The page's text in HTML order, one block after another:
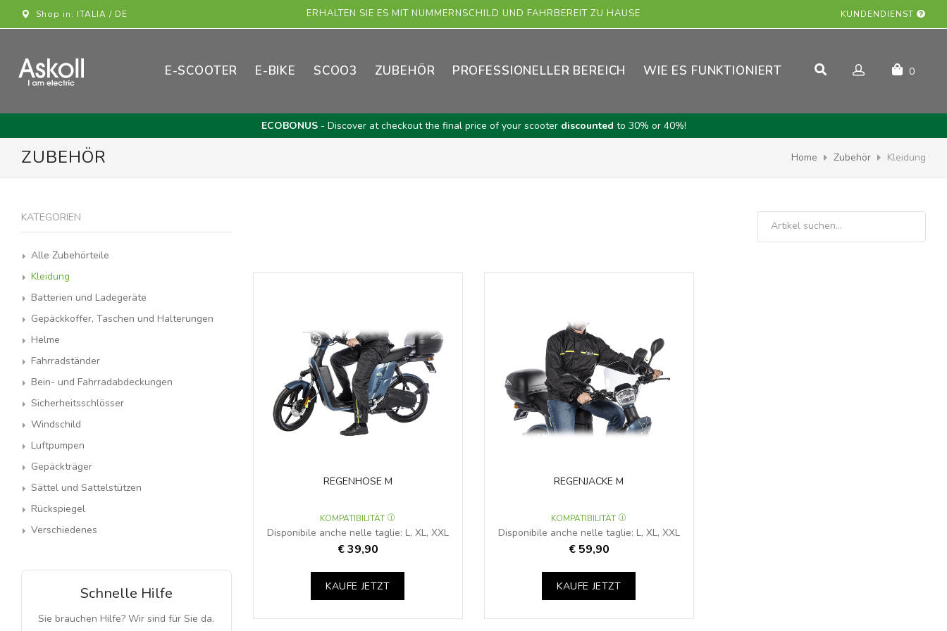
Shop in: ITALIA / DE ERHALTEN SIE ES MIT NUMMERNSCHILD UND FAHRBEREIT ZU HAUSE KUNDENDIENST
E-SCOOTER E-BIKE SCOO3 ZUBEHÖR PROFESSIONELLER BEREICH WIE ES FUNKTIONIERT 0
ECOBONUS- Discover at checkout the final price of your scooter discounted to 30% or 40%!
ZUBEHÖR Home Zubehör Kleidung
REGENHOSE M
KOMPATIBILITÄT
Disponibile anche nelle taglie: L, XL, XXL
€ 39,90
KAUFE JETZT
REGENJACKE M
KOMPATIBILITÄT
Disponibile anche nelle taglie: L, XL, XXL
€ 59,90
KAUFE JETZT
KATEGORIEN
Alle Zubehörteile
Kleidung
Batterien und Ladegeräte
Gepäckkoffer, Taschen und Halterungen
Helme
Fahrradständer
Bein- und Fahrradabdeckungen
Sicherheitsschlösser
Windschild
Luftpumpen
Gepäckträger
Sättel und Sattelstützen
Rückspiegel
Verschiedenes
Schnelle Hilfe
Sie brauchen Hilfe? Wir sind für Sie da.